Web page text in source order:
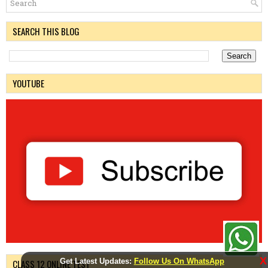
Get Latest Updates: Follow Us On WhatsApp X
SEARCH THIS BLOG
YOUTUBE
CLASS 12 ONLINE TEST